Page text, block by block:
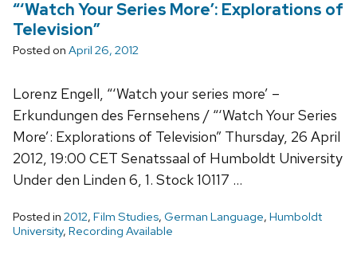
“‘Watch Your Series More’: Explorations of
Television”
Posted on April 26, 2012
Lorenz Engell, “‘Watch your series more’ –
Erkundungen des Fernsehens / “‘Watch Your Series
More’: Explorations of Television” Thursday, 26 April
2012, 19:00 CET Senatssaal of Humboldt University
Under den Linden 6, 1. Stock 10117 …
Posted in 2012, Film Studies, German Language, Humboldt
University, Recording Available